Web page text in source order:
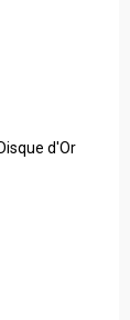
d'Or